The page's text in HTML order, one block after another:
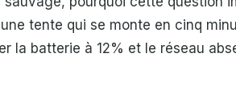
tente qui se monte en cinq
la batterie à 12% et le réseau